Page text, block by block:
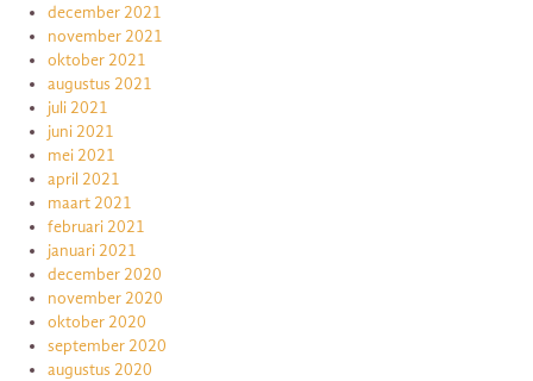
december 2021
november 2021
oktober 2021
augustus 2021
juli 2021
juni 2021
mei 2021
april 2021
maart 2021
februari 2021
januari 2021
december 2020
november 2020
oktober 2020
september 2020
augustus 2020